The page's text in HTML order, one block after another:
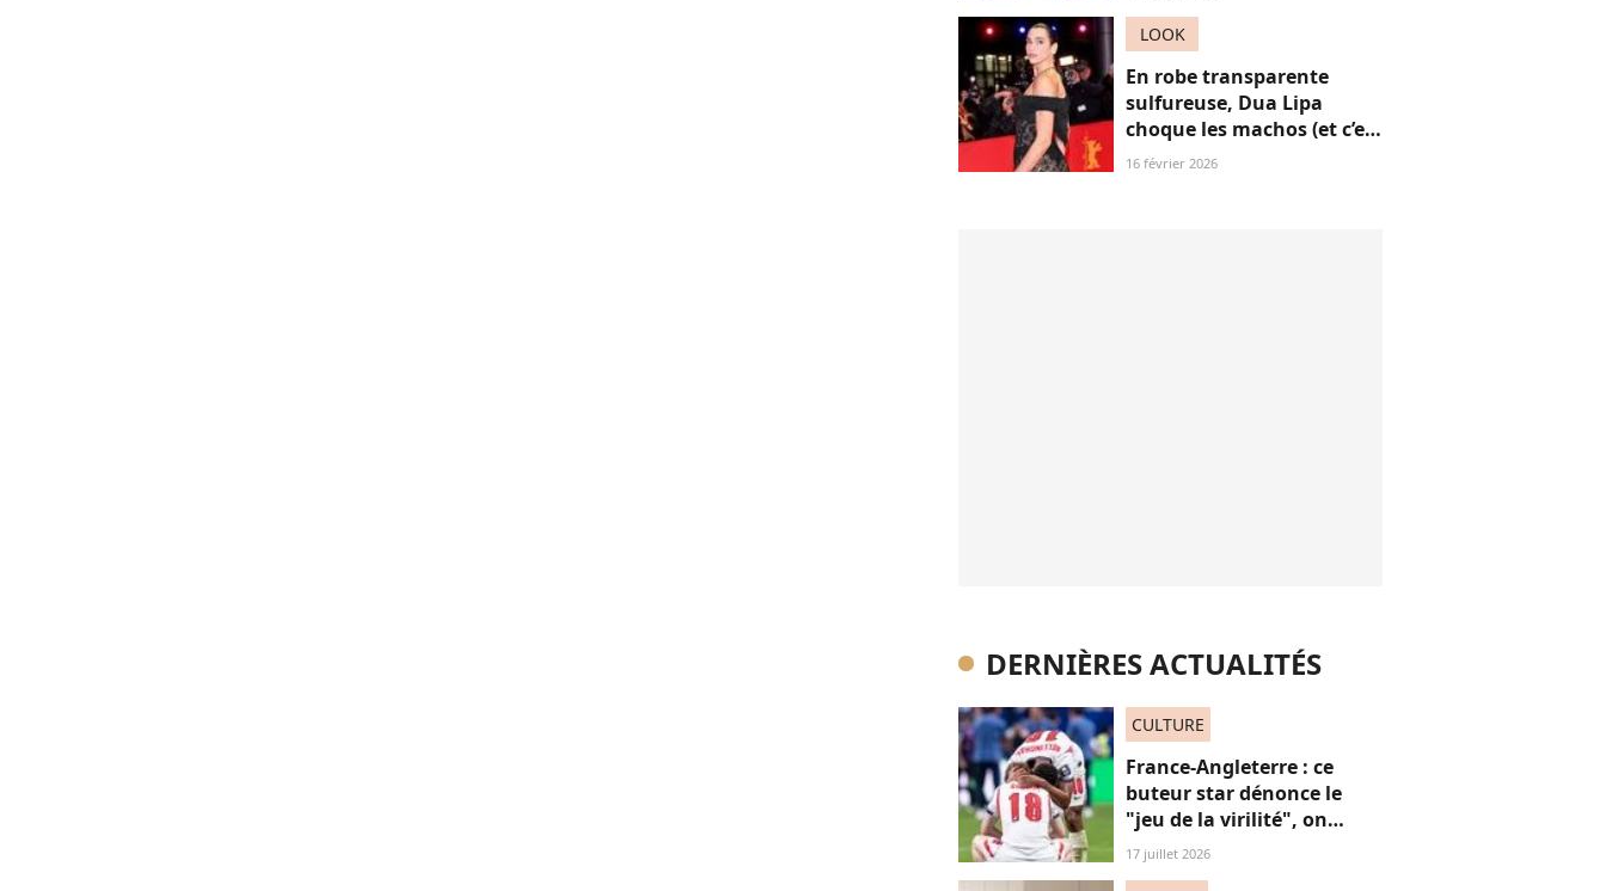
LOOK
En robe transparente
sulfureuse, Dua Lipa
choque les machos (et c’est
une réussite)
16 février 2026
DERNIÈRES ACTUALITÉS
CULTURE
France-Angleterre : ce
buteur star dénonce le
"jeu de la virilité", on
décrypte ses mots pas très
17 juillet 2026